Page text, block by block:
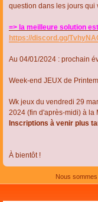
question dans les jours qui
=> la meilleure solution
https://discord.gg/
Au 04/01/2024 : prochain
Week-end JEUX de
Wk jeux du vendredi 29
2024 (fin d'après-midi) à la
Inscriptions à venir plus
À bientôt !
Nous